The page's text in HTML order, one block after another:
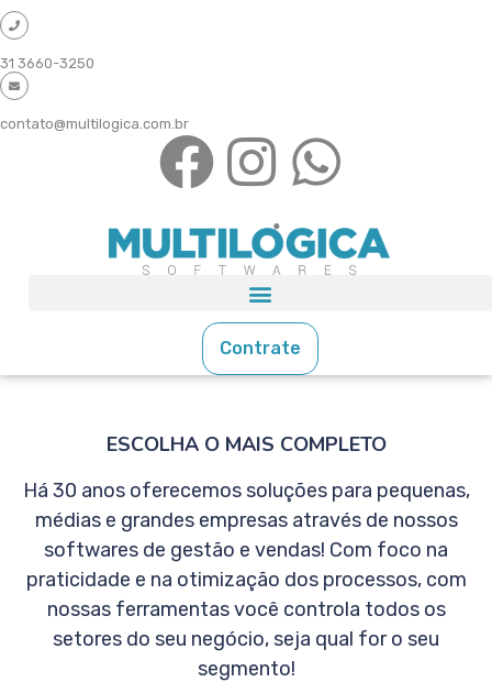
31 3660-3250
contato@multilogica.com.br
Contrate
ESCOLHA O MAIS COMPLETO
Há 30 anos oferecemos soluções para pequenas,
médias e grandes empresas através de nossos
softwares de gestão e vendas! Com foco na
praticidade e na otimização dos processos, com
nossas ferramentas você controla todos os
setores do seu negócio, seja qual for o seu
segmento!